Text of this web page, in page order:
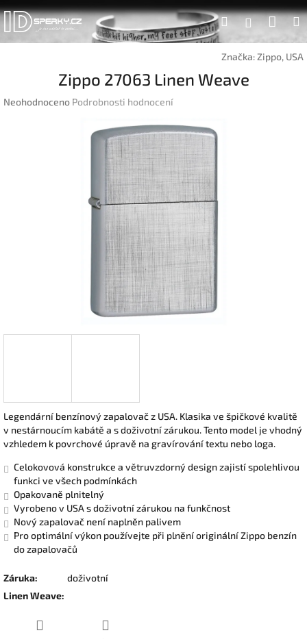
Přejít
na
obsah
Hledat
Značka:Zippo, USA
Zippo 27063 Linen Weave
Průměrné
Neohodnoceno Podrobnosti hodnocení
Legendární benzínový zapalovač z USA. Klasika ve špičkové kvalitě
v nestárnoucím kabátě a s doživotní zárukou. Tento model je vhodný
vzhledem k povrchové úpravě na gravírování textu nebo loga.
Celokovová konstrukce a větruvzdorný design zajistí spolehlivou
funkci ve všech podmínkách
Opakovaně plnitelný
Vyrobeno v USA s doživotní zárukou na funkčnost
Nový zapalovač není naplněn palivem
Pro optimální výkon používejte při plnění originální Zippo benzín
do zapalovačů
Záruka:
doživotní
Linen Weave: